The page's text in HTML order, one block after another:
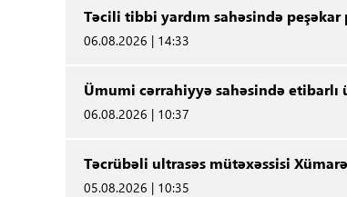
Təcili tibbi yardım sahəsində peşəkar
06.08.2026 | 14:33
Ümumi cərrahiyyə sahəsində etibarlı
06.08.2026 | 10:37
Təcrübəli ultrasəs mütəxəssisi
05.08.2026 | 10:35